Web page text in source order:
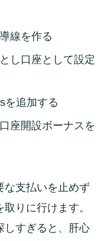
線を作る
し口座として設定
を追加する
座開設ボーナスを
な支払いを止めず
りに行けます。
しすぎると、肝心